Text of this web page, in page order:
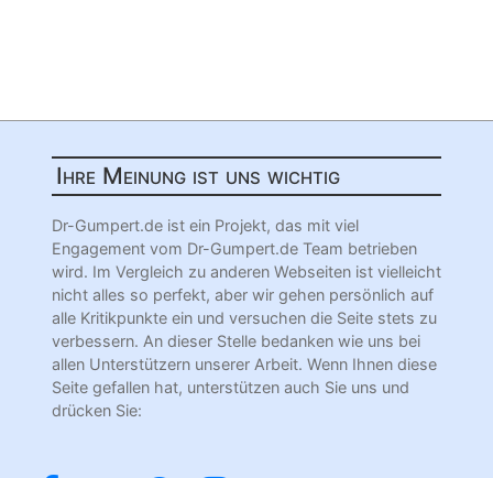
Ihre Meinung ist uns wichtig
Dr-Gumpert.de ist ein Projekt, das mit viel
Engagement vom Dr-Gumpert.de Team betrieben
wird. Im Vergleich zu anderen Webseiten ist vielleicht
nicht alles so perfekt, aber wir gehen persönlich auf
alle Kritikpunkte ein und versuchen die Seite stets zu
verbessern. An dieser Stelle bedanken wie uns bei
allen Unterstützern unserer Arbeit. Wenn Ihnen diese
Seite gefallen hat, unterstützen auch Sie uns und
drücken Sie: